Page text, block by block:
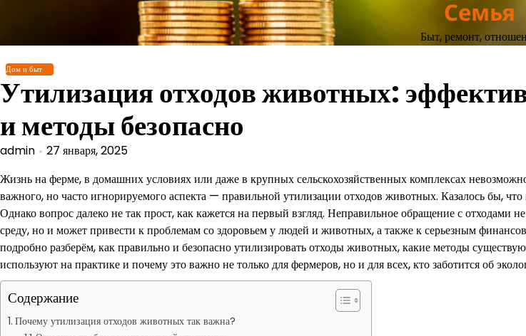
содержимому
Семья
Быт, ремонт,
Дом и быт
Утилизация отходов животных:
и методы безопасно
admin
27 января, 2025
Жизнь на ферме, в домашних условиях или даже в крупных сельскохозяйственных комплексах
важного, но часто игнорируемого аспекта — правильной утилизации отходов животных. Казалось бы,
Однако вопрос далеко не так прост, как кажется на первый взгляд. Неправильное обращение с отходами
среду, но и может привести к проблемам со здоровьем у людей и животных, а также к серьезным
подробно разберём, как правильно и безопасно утилизировать отходы животных, какие методы
используют на практике и почему это важно не только для фермеров, но и для всех, кто заботится об
Содержание
Почему утилизация отходов животных так важна?